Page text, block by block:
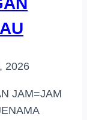
2026
JAM=JAM